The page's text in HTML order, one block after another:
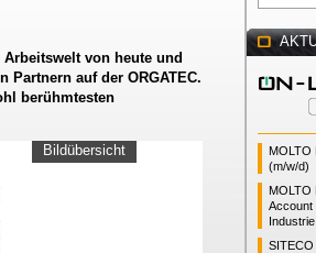
von heute und
auf der ORGATEC.
berühmtesten
Bildübersicht
MOLTO
(m/w/d)
MOLTO
Account
Industrie